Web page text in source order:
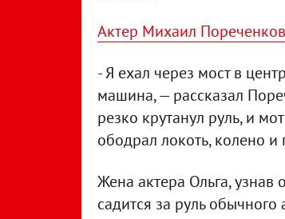
Актер Михаил Пореченков
- Я ехал через мост в
машина, — рассказал
резко крутанул руль, и
ободрал локоть, колено
Жена актера Ольга, узнав
садится за руль